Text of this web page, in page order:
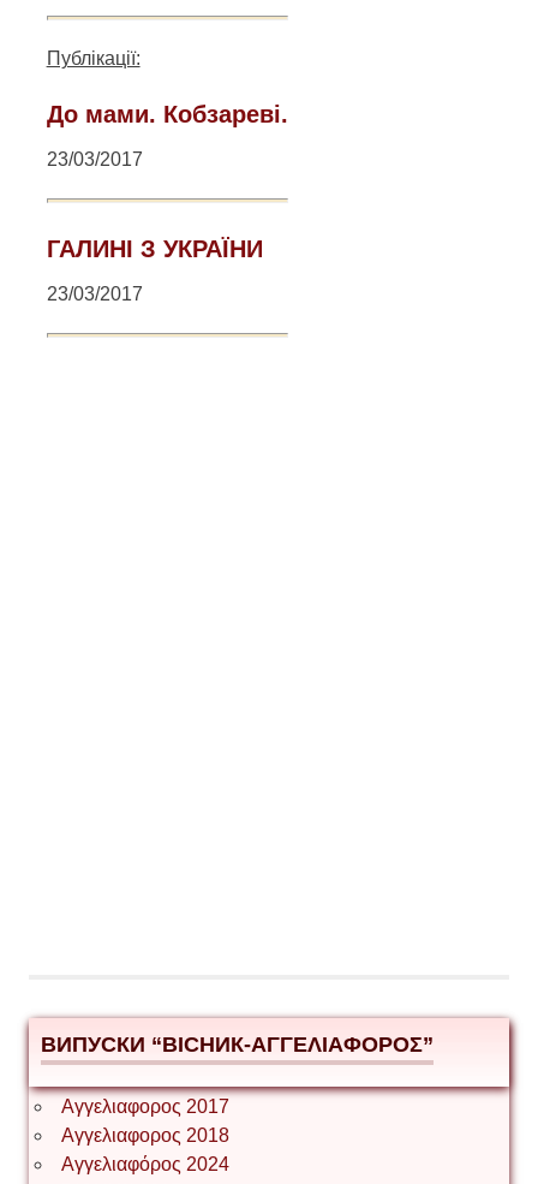
Публікації:
До мами. Кобзареві.
23/03/2017
ГАЛИНІ З УКРАЇНИ
23/03/2017
ВИПУСКИ “ВІСНИК-ΑΓΓΕΛΙΑΦΟΡΟΣ”
Αγγελιαφορος 2017
Αγγελιαφορος 2018
Αγγελιαφόρος 2024